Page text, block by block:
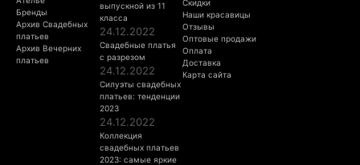
Бренды
Архив Свадебных
платьев
Архив Вечерних
платьев
выпускной из 11
класса
24.12.2022
Свадебные платья
с разрезом
24.12.2022
Силуэты свадебных
платьев: тенденции
2023
24.12.2022
Коллекция
свадебных платьев
2023: самые яркие
Скидки
Наши красавицы
Отзывы
Оптовые продажи
Оплата
Доставка
Карта сайта